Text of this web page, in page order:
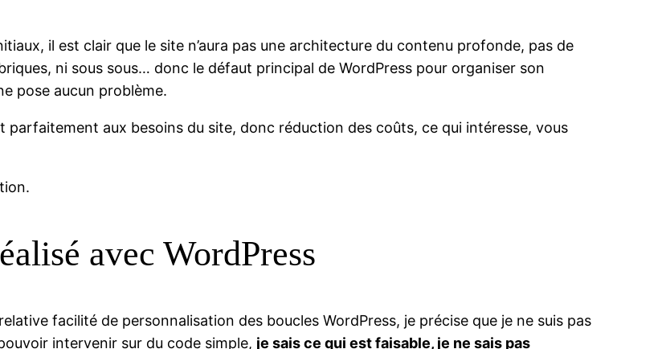
il est clair que le site n’aura pas une architecture du contenu profonde, pas de
ni sous sous… donc le défaut principal de WordPress pour organiser son
pose aucun problème.
parfaitement aux besoins du site, donc réduction des coûts, ce qui intéresse, vous
avec WordPress
facilité de personnalisation des boucles WordPress, je précise que je ne suis pas
intervenir sur du code simple, je sais ce qui est faisable, je ne sais pas